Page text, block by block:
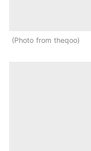
Photo from theqoo